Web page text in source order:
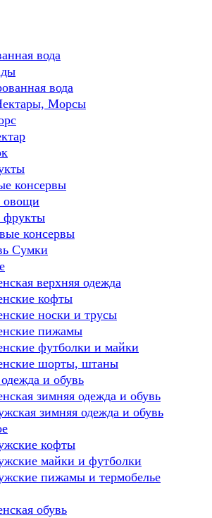
вода
вода
Морсы
консервы
овощи
фрукты
консервы
Сумки
верхняя одежда
кофты
носки и трусы
пижамы
футболки и майки
шорты, штаны
и обувь
зимняя одежда и обувь
зимняя одежда и обувь
кофты
майки и футболки
пижамы и термобелье
обувь